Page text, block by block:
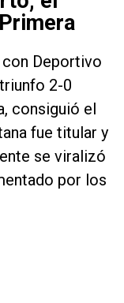
Deportivo
2-0
consiguió el
fue titular y
se viralizó
por los